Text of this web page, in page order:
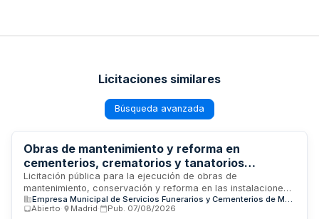
Licitaciones similares
Búsqueda avanzada
Obras de mantenimiento y reforma en
cementerios, crematorios y tanatorios
municipales de Madrid
Licitación pública para la ejecución de obras de
mantenimiento, conservación y reforma en las instalaciones
de cementerios, crematorios y tanatorios gestionados por la
Empresa Municipal de Servicios Funerarios y Cementerios de
Empresa Municipal de Servicios Funerarios y Cementerios de Madrid, S.A.
Abierto
Madrid Pub. 07/08/2026